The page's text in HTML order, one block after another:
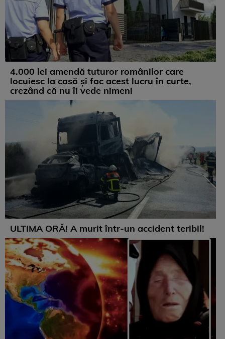
4.000 lei amendă tuturor românilor care
locuiesc la casă și fac acest lucru în curte,
crezând că nu îi vede nimeni
ULTIMA ORĂ! A murit într-un accident teribil!